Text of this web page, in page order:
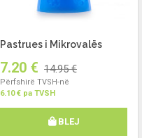
Pastrues i Mikrovalës
7.20 € 14.95 €
Përfshirë TVSH-në
6.10 € pa TVSH
BLEJ